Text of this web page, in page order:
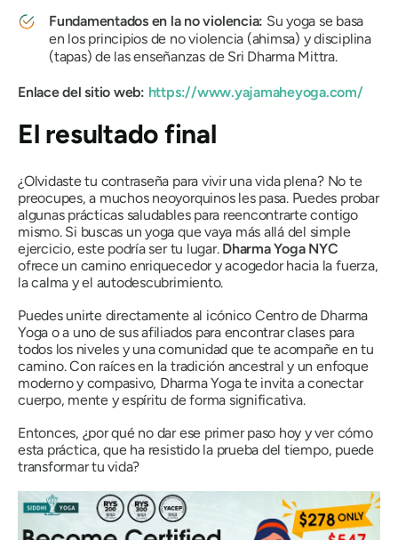
Fundamentados en la no violencia: Su yoga se basa
en los principios de no violencia (ahimsa) y disciplina
(tapas) de las enseñanzas de Sri Dharma Mittra.
Enlace del sitio web: https://www.yajamaheyoga.com/
El resultado final
¿Olvidaste tu contraseña para vivir una vida plena? No te
preocupes, a muchos neoyorquinos les pasa. Puedes probar
algunas prácticas saludables para reencontrarte contigo
mismo. Si buscas un yoga que vaya más allá del simple
ejercicio, este podría ser tu lugar. Dharma Yoga NYC
ofrece un camino enriquecedor y acogedor hacia la fuerza,
la calma y el autodescubrimiento.
Puedes unirte directamente al icónico Centro de Dharma
Yoga o a uno de sus afiliados para encontrar clases para
todos los niveles y una comunidad que te acompañe en tu
camino. Con raíces en la tradición ancestral y un enfoque
moderno y compasivo, Dharma Yoga te invita a conectar
cuerpo, mente y espíritu de forma significativa.
Entonces, ¿por qué no dar ese primer paso hoy y ver cómo
esta práctica, que ha resistido la prueba del tiempo, puede
transformar tu vida?